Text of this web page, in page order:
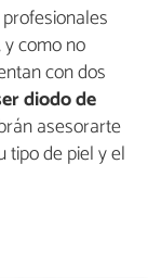
como no
con dos
diodo de
asesorarte
tipo de piel y el